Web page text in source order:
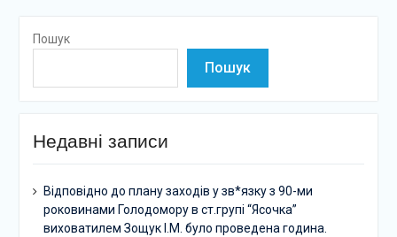
Пошук
Пошук
Недавні записи
Відповідно до плану заходів у зв*язку з 90-ми
роковинами Голодомору в ст.групі “Ясочка”
виховатилем Зощук І.М. було проведена година.